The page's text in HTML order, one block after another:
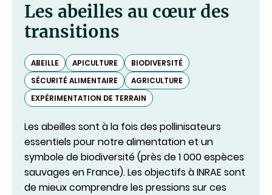
Les abeilles au cœur des
transitions
ABEILLE APICULTURE
BIODIVERSITÉ
SÉCURITÉ ALIMENTAIRE
AGRICULTURE
EXPÉRIMENTATION DE TERRAIN
Les abeilles sont à la fois des pollinisateurs
essentiels pour notre alimentation et un
symbole de biodiversité (près de 1 000 espèces
sauvages en France). Les objectifs à INRAE sont
de mieux comprendre les pressions sur ces